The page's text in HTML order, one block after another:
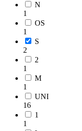
N
1
OS
1
S
2
2
1
M
1
UNI
16
1
1